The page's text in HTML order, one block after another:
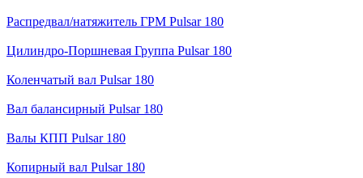
Распредвал/натяжитель ГРМ Pulsar 180
Цилиндро-Поршневая Группа Pulsar 180
Коленчатый вал Pulsar 180
Вал балансирный Pulsar 180
Валы КПП Pulsar 180
Копирный вал Pulsar 180